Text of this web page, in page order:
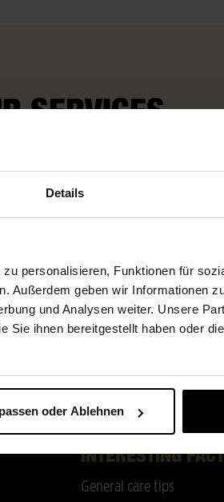
Details
personalisieren, Funktionen für
Außerdem geben wir Informationen
und Analysen weiter. Unsere
Sie ihnen bereitgestellt haben oder
oder Ablehnen
SERVICES
INTERESTING
General care tips